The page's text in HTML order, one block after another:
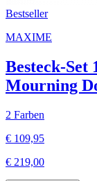
Bestseller
MAXIME
Besteck-
Mourning
2 Farben
€ 109,95
€ 219,00